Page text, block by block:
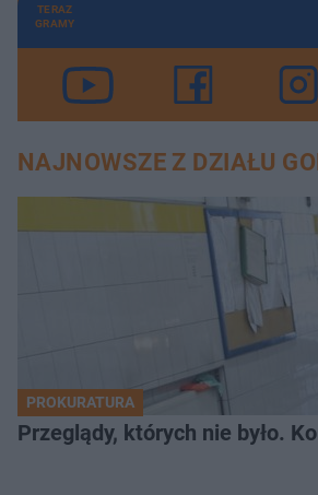
TERAZ
GRAMY
NAJNOWSZE Z DZIAŁU
PROKURATURA
Przeglądy, których nie było.